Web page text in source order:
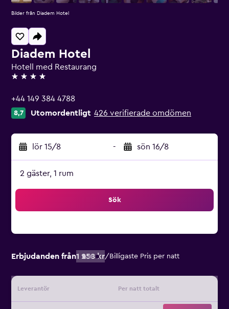
Diadem Hotel
Hotell med Restaurang
4 stjärnor
+44 149 384 4788
8,7 Utomordentligt 426 verifierade omdömen
lör 15/8 - sön 16/8
2 gäster, 1 rum
Sök
Erbjudanden från1 258 kr/ Billigaste Pris per natt
Leverantör Per natt totalt
Bilder från Diadem Hotel